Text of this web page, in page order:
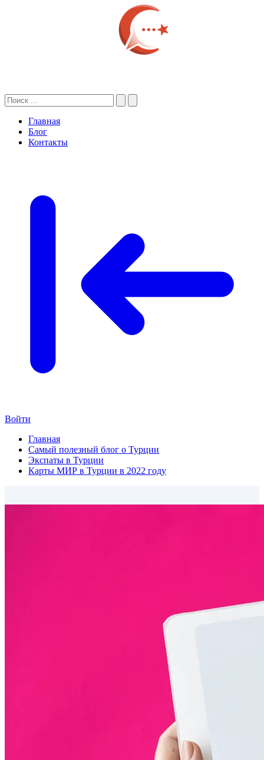
Главная
Блог
Контакты
Войти
Главная
Самый полезный блог о Турции
Экспаты в Турции
Карты МИР в Турции в 2022 году